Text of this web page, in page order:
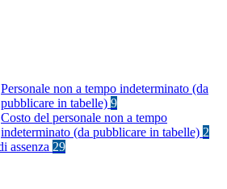
Personale non a tempo indeterminato (da
pubblicare in tabelle) 9
Costo del personale non a tempo
indeterminato (da pubblicare in tabelle) 2
assenza 29